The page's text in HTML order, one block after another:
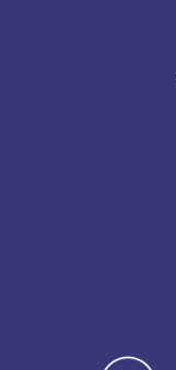
linkedin